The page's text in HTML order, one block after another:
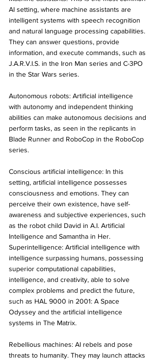
AI setting, where machine assistants are
intelligent systems with speech recognition
and natural language processing capabilities.
They can answer questions, provide
information, and execute commands, such as
J.A.R.V.I.S. in the Iron Man series and C-3PO
in the Star Wars series.
Autonomous robots: Artificial intelligence
with autonomy and independent thinking
abilities can make autonomous decisions and
perform tasks, as seen in the replicants in
Blade Runner and RoboCop in the RoboCop
series.
Conscious artificial intelligence: In this
setting, artificial intelligence possesses
consciousness and emotions. They can
perceive their own existence, have self-
awareness and subjective experiences, such
as the robot child David in A.I. Artificial
Intelligence and Samantha in Her.
Superintelligence: Artificial intelligence with
intelligence surpassing humans, possessing
superior computational capabilities,
intelligence, and creativity, able to solve
complex problems and predict the future,
such as HAL 9000 in 2001: A Space
Odyssey and the artificial intelligence
systems in The Matrix.
Rebellious machines: AI rebels and pose
threats to humanity. They may launch attacks